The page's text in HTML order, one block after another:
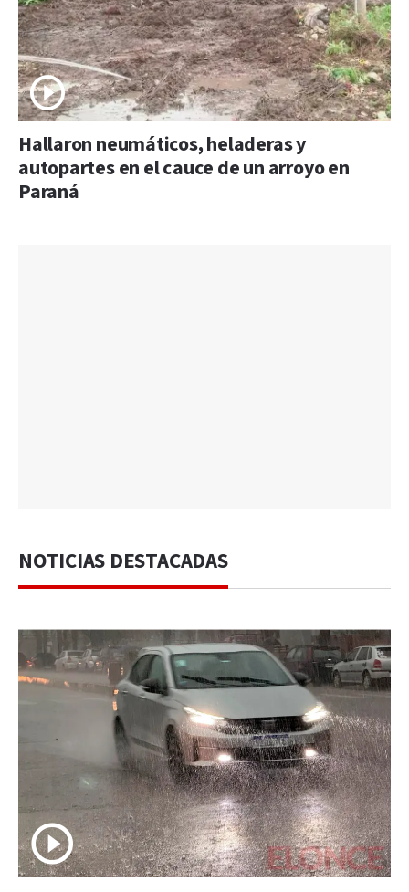
Hallaron neumáticos, heladeras y
autopartes en el cauce de un arroyo en
Paraná
NOTICIAS DESTACADAS